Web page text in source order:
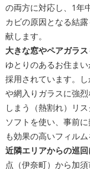
の両方に対応し、1年
カビの原因となる結
献します。
大きな窓やペアガラ
ゆとりのあるお住ま
採用されています。
や網入りガラスに強
しまう（熱割れ）リ
ソフトを使い、事前
も効果の高いフィルム
近隣エリアからの巡
点（伊奈町）から加